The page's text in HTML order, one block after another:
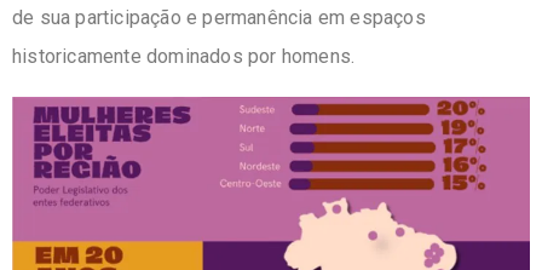
de sua participação e permanência em espaços
historicamente dominados por homens.